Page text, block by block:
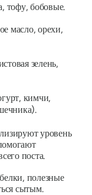
тофу, бобовые.
масло, орехи,
зелень,
кимчи,
уровень
поста.
белки, полезные
сытым.